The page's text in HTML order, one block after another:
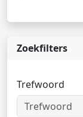
Zoekfilters
Trefwoord